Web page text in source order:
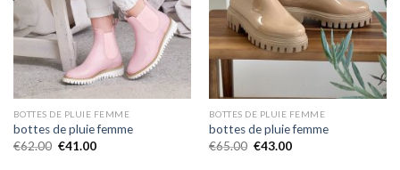
BOTTES DE PLUIE FEMME
bottes de pluie femme
€62.00 €41.00
BOTTES DE PLUIE FEMME
bottes de pluie femme
€65.00 €43.00